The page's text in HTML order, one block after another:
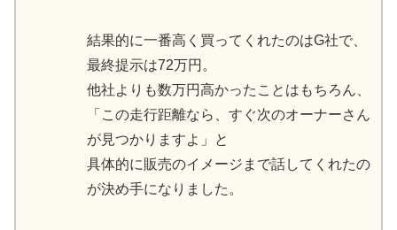
結果的に一番高く買ってくれたのはG社で、
最終提示は72万円。
他社よりも数万円高かったことはもちろん、
「この走行距離なら、すぐ次のオーナーさん
が見つかりますよ」と
具体的に販売のイメージまで話してくれたの
が決め手になりました。